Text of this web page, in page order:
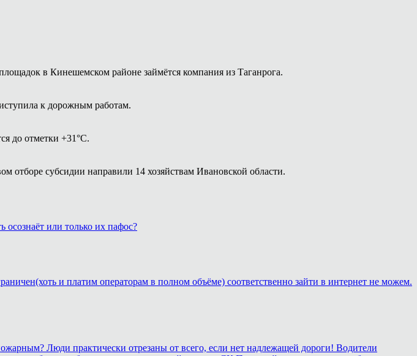
в Кинешемском районе займётся компания из Таганрога.
к дорожным работам.
до отметки +31°С.
отборе субсидии направили 14 хозяйствам Ивановской области.
осознаёт или только их пафос?
и платим операторам в полном объёме) соответственно зайти в интернет не можем.
Люди практически отрезаны от всего, если нет надлежащей дороги! Водители